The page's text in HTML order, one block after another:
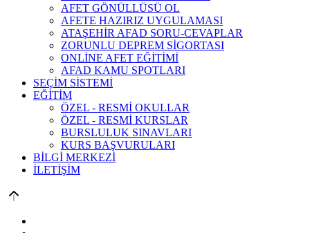
AFET GÖNÜLLÜSÜ OL
AFETE HAZIRIZ UYGULAMASI
ATAŞEHİR AFAD SORU-CEVAPLAR
ZORUNLU DEPREM SİGORTASI
ONLİNE AFET EĞİTİMİ
AFAD KAMU SPOTLARI
SEÇİM SİSTEMİ
EĞİTİM
ÖZEL - RESMİ OKULLAR
ÖZEL - RESMİ KURSLAR
BURSLULUK SINAVLARI
KURS BAŞVURULARI
BİLGİ MERKEZİ
İLETİŞİM